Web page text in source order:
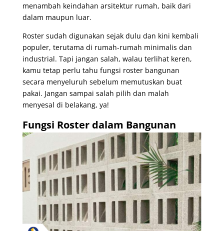
menambah keindahan arsitektur rumah, baik dari
dalam maupun luar.
Roster sudah digunakan sejak dulu dan kini kembali
populer, terutama di rumah-rumah minimalis dan
industrial. Tapi jangan salah, walau terlihat keren,
kamu tetap perlu tahu fungsi roster bangunan
secara menyeluruh sebelum memutuskan buat
pakai. Jangan sampai salah pilih dan malah
menyesal di belakang, ya!
Fungsi Roster dalam Bangunan